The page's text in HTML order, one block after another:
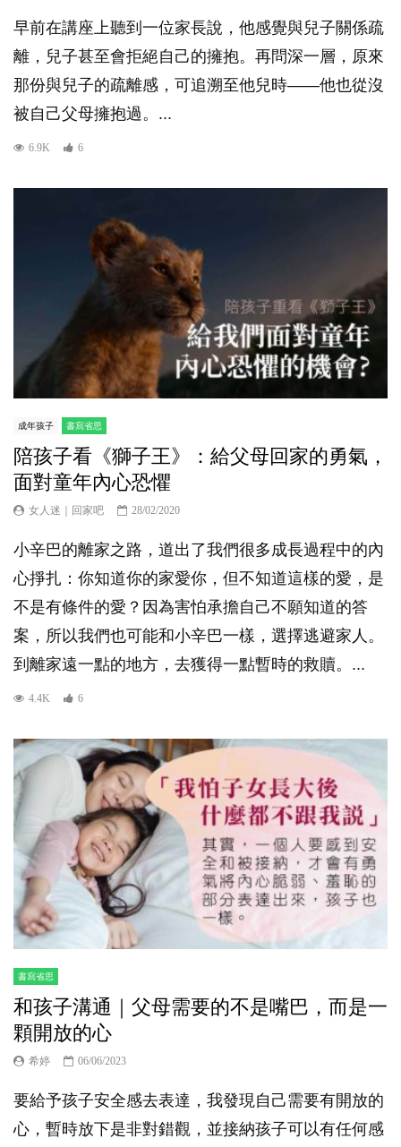
早前在講座上聽到一位家長說，他感覺與兒子關係疏
離，兒子甚至會拒絕自己的擁抱。再問深一層，原來
那份與兒子的疏離感，可追溯至他兒時——他也從沒
被自己父母擁抱過。...
6.9K 6
成年孩子 書寫省思
陪孩子看《獅子王》：給父母回家的勇氣，
面對童年內心恐懼
女人迷｜回家吧 28/02/2020
小辛巴的離家之路，道出了我們很多成長過程中的內
心掙扎：你知道你的家愛你，但不知道這樣的愛，是
不是有條件的愛？因為害怕承擔自己不願知道的答
案，所以我們也可能和小辛巴一樣，選擇逃避家人。
到離家遠一點的地方，去獲得一點暫時的救贖。...
4.4K 6
書寫省思
和孩子溝通｜父母需要的不是嘴巴，而是一
顆開放的心
希婷 06/06/2023
要給予孩子安全感去表達，我發現自己需要有開放的
心，暫時放下是非對錯觀，並接納孩子可以有任何感